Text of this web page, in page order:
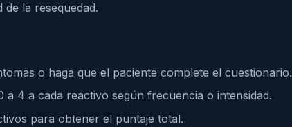
de la resequedad.
o haga que el paciente complete el cuestionario.
a 4 a cada reactivo según frecuencia o intensidad.
para obtener el puntaje total.